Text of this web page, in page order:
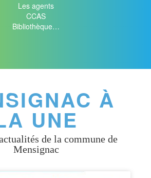
Les agents
CCAS
Bibliothèque…
À
UNE
de la commune de
Mensignac